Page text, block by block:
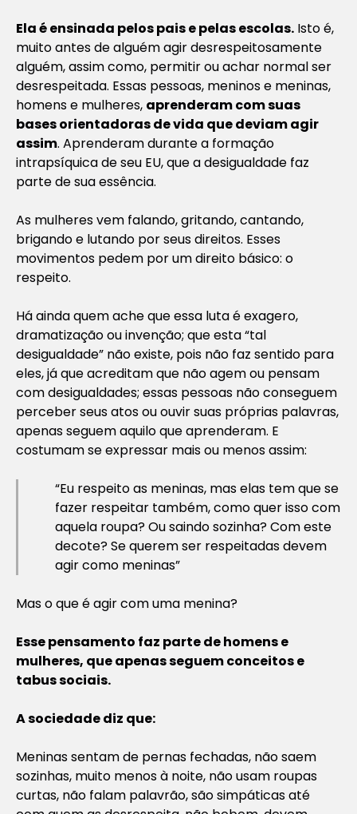
Ela é ensinada pelos pais e pelas escolas. Isto é,
muito antes de alguém agir desrespeitosamente
alguém, assim como, permitir ou achar normal ser
desrespeitada. Essas pessoas, meninos e meninas,
homens e mulheres, aprenderam com suas
bases orientadoras de vida que deviam agir
assim. Aprenderam durante a formação
intrapsíquica de seu EU, que a desigualdade faz
parte de sua essência.
As mulheres vem falando, gritando, cantando,
brigando e lutando por seus direitos. Esses
movimentos pedem por um direito básico: o
respeito.
Há ainda quem ache que essa luta é exagero,
dramatização ou invenção; que esta “tal
desigualdade” não existe, pois não faz sentido para
eles, já que acreditam que não agem ou pensam
com desigualdades; essas pessoas não conseguem
perceber seus atos ou ouvir suas próprias palavras,
apenas seguem aquilo que aprenderam. E
costumam se expressar mais ou menos assim:
“Eu respeito as meninas, mas elas tem que se
fazer respeitar também, como quer isso com
aquela roupa? Ou saindo sozinha? Com este
decote? Se querem ser respeitadas devem
agir como meninas”
Mas o que é agir com uma menina?
Esse pensamento faz parte de homens e
mulheres, que apenas seguem conceitos e
tabus sociais.
A sociedade diz que:
Meninas sentam de pernas fechadas, não saem
sozinhas, muito menos à noite, não usam roupas
curtas, não falam palavrão, são simpáticas até